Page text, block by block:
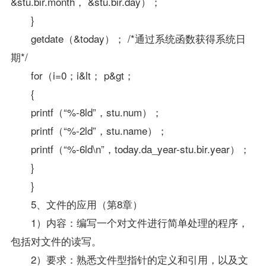
}
getdate（&today）； /*通过系统函数获得系统日
期*/
for（i=0；i&lt； p&gt；
{
printf（“%-8ld”，stu.num）；
printf（“%-2ld”，stu.name）；
printf（“%-6ld\n”，today.da_year-stu.bir.year）；
}
}
5、文件的应用（第8章）
1）内容：编写一个对文件进行简单处理的程序，
包括对文件的读写。
2）要求：熟悉文件型指针的定义和引用，以及文